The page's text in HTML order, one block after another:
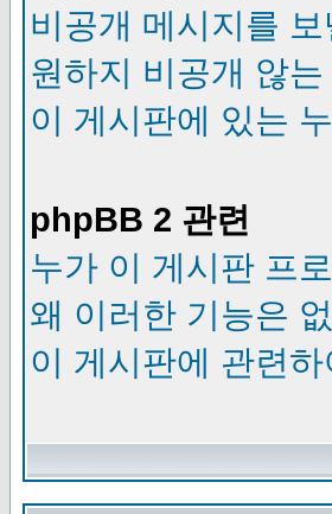
비공개 메시지를
원하지 비공개 않
이 게시판에 있는
phpBB 2 관련
누가 이 게시판 프
왜 이러한 기능은
이 게시판에 관련